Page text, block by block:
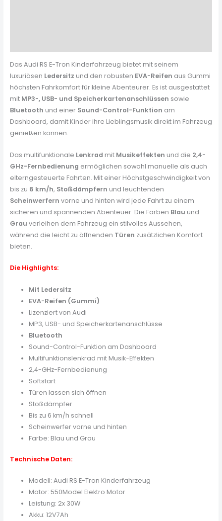
Das Audi RS E-Tron Kinderfahrzeug bietet mit seinem
luxuriösen Ledersitz und den robusten EVA-Reifen aus Gummi
höchsten Fahrkomfort für kleine Abenteurer. Es ist ausgestattet
mit MP3-, USB- und Speicherkartenanschlüssen sowie
Bluetooth und einer Sound-Control-Funktion am
Dashboard, damit Kinder ihre Lieblingsmusik direkt im Fahrzeug
genießen können.
Das multifunktionale Lenkrad mit Musikeffekten und die 2,4-
GHz-Fernbedienung ermöglichen sowohl manuelle als auch
elterngesteuerte Fahrten. Mit einer Höchstgeschwindigkeit von
bis zu 6 km/h, Stoßdämpfern und leuchtenden
Scheinwerfern vorne und hinten wird jede Fahrt zu einem
sicheren und spannenden Abenteuer. Die Farben Blau und
Grau verleihen dem Fahrzeug ein stilvolles Aussehen,
während die leicht zu öffnenden Türen zusätzlichen Komfort
bieten.
Die Highlights:
Mit Ledersitz
EVA-Reifen (Gummi)
Lizenziert von Audi
MP3, USB- und Speicherkartenanschlüsse
Bluetooth
Sound-Control-Funktion am Dashboard
Multifunktionslenkrad mit Musik-Effekten
2,4-GHz-Fernbedienung
Softstart
Türen lassen sich öffnen
Stoßdämpfer
Bis zu 6 km/h schnell
Scheinwerfer vorne und hinten
Farbe: Blau und Grau
Technische Daten:
Modell: Audi RS E-Tron Kinderfahrzeug
Motor: 550Model Elektro Motor
Leistung: 2x 30W
Akku: 12V7Ah